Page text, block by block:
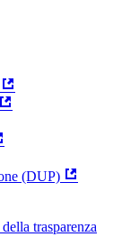
(DUP)
trasparenza